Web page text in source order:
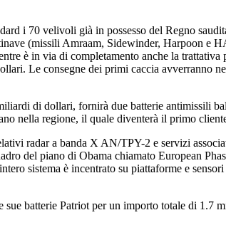
i 70 velivoli già in possesso del Regno
(missili Amraam, Sidewinder, Harpoon e
è in via di completamento anche la
Le consegne dei primi caccia avverranno
di dollari, fornirà due batterie
nella regione, il quale diventerà il primo
radar a banda X AN/TPY-2 e servizi
del piano di Obama chiamato European
sistema è incentrato su piattaforme e
sue batterie Patriot per un importo totale di